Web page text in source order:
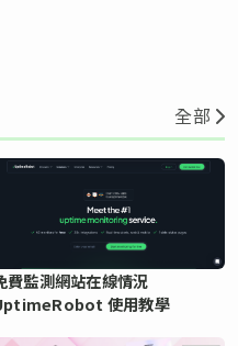
全部
費監測網站在線情況
使用教學